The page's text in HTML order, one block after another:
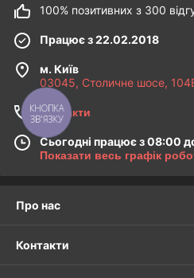
100% позитивних з 300
Працює з 22.02.2018
м. Київ
03045, Столичне шосе,
Контакти
Сьогодні працює з 08:00
Показати весь графік
Про нас
Контакти
КНОПКА
ЗВ'ЯЗКУ